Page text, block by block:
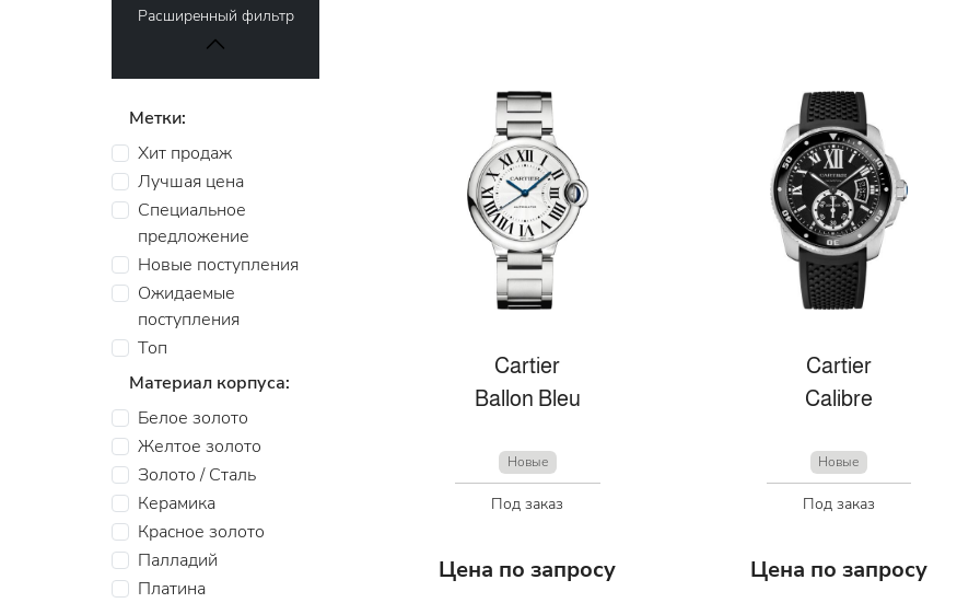
Расширенный фильтр
Метки:
Хит продаж
Лучшая цена
Специальное
предложение
Новые поступления
Ожидаемые
поступления
Топ
Материал корпуса:
Белое золото
Желтое золото
Золото / Сталь
Керамика
Красное золото
Палладий
Платина
Cartier
Ballon Bleu
Новые
Под заказ
Цена по запросу
Cartier
Calibre
Новые
Под заказ
Цена по запросу